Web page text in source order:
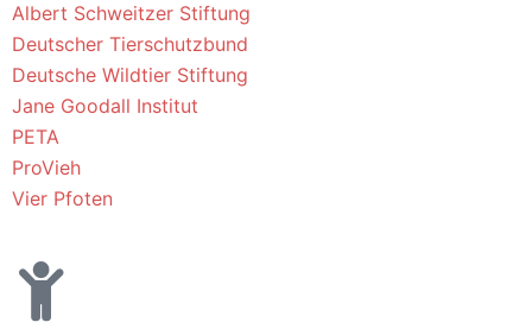
Albert Schweitzer Stiftung
Deutscher Tierschutzbund
Deutsche Wildtier Stiftung
Jane Goodall Institut
PETA
ProVieh
Vier Pfoten